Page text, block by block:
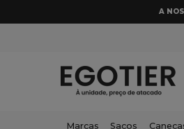
A
Marcas Sacos